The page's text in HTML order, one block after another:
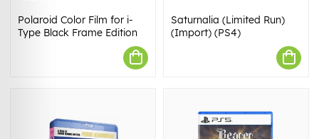
Polaroid Color Film for i-
Type Black Frame Edition
Saturnalia (Limited Run)
(Import) (PS4)